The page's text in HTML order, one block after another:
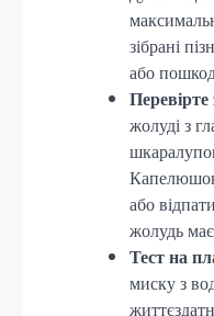
зібрані
або
жолуді з
або
жолудь
Тест на
миску з